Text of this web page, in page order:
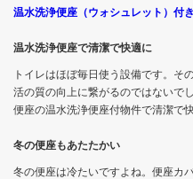
温水洗浄便座（ウォシュレット）付き
温水洗浄便座で清潔で快適に
トイレはほぼ毎日使う設備です。そ
活の質の向上に繋がるのではないで
便座の温水洗浄便座付物件で清潔で
冬の便座もあたたかい
冬の便座は冷たいですよね。便座カ